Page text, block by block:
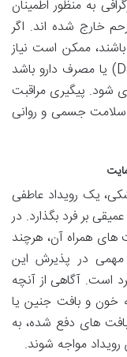
به منظور اطمینان
خارج شده اند. اگر
ممکن است نیاز
به اقدامات درمانی دیگری مانند کورتاژ (D&C) یا مصرف دارو باشد
شود. پیگیری مراقبت
جسمی و روانی
یک رویداد عاطفی
بر فرد بگذارد. در
های همراه آن، هرچند
مهمی در پذیرش این
است. آگاهی از آنچه
خون و بافت جنین یا
های دفع شده، به
رویداد مواجه شوند.